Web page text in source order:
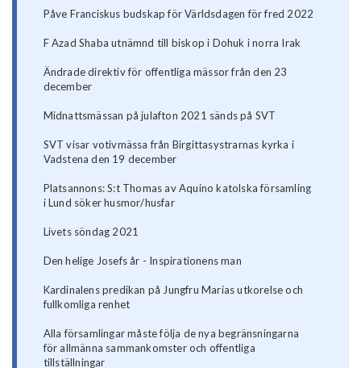
Påve Franciskus budskap för Världsdagen för fred 2022
F Azad Shaba utnämnd till biskop i Dohuk i norra Irak
Ändrade direktiv för offentliga mässor från den 23
december
Midnattsmässan på julafton 2021 sänds på SVT
SVT visar votivmässa från Birgittasystrarnas kyrka i
Vadstena den 19 december
Platsannons: S:t Thomas av Aquino katolska församling
i Lund söker husmor/husfar
Livets söndag 2021
Den helige Josefs år - Inspirationens man
Kardinalens predikan på Jungfru Marias utkorelse och
fullkomliga renhet
Alla församlingar måste följa de nya begränsningarna
för allmänna sammankomster och offentliga
tillställningar